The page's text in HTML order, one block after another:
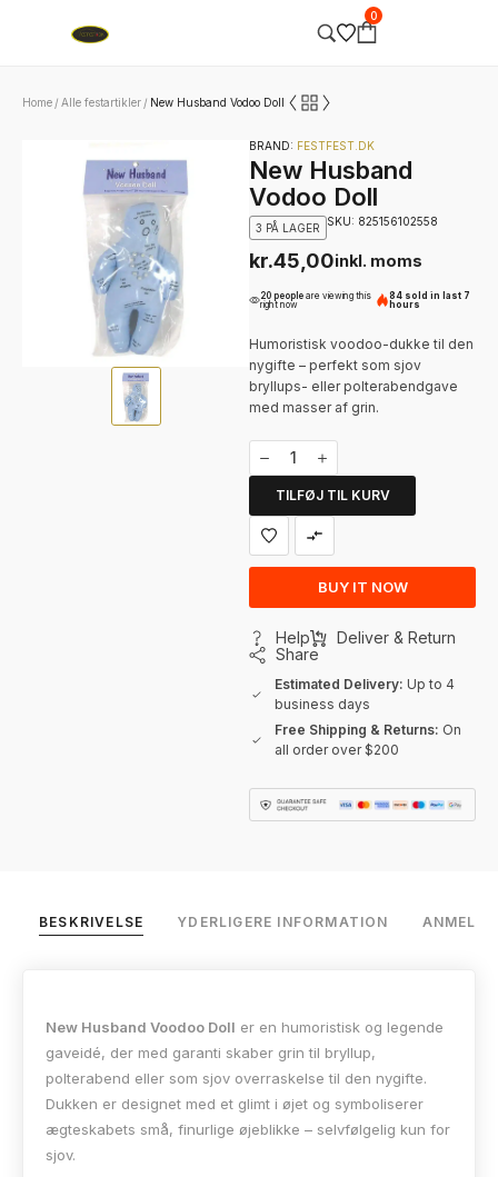
0
Home / Alle festartikler / New Husband Vodoo Doll
BRAND: FESTFEST.DK
New Husband
Vodoo Doll
3 PÅ LAGER SKU: 825156102558
kr.45,00inkl. moms
20 people are viewing this
right now
84 sold in last 7
hours
Humoristisk voodoo-dukke til den
nygifte – perfekt som sjov
bryllups- eller polterabendgave
med masser af grin.
TILFØJ TIL KURV
BUY IT NOW
Help
Deliver & Return
Share
Estimated Delivery: Up to 4
business days
Free Shipping & Returns: On
all order over $200
BESKRIVELSE YDERLIGERE INFORMATION
New Husband Voodoo Doll er en humoristisk og legende
gaveidé, der med garanti skaber grin til bryllup,
polterabend eller som sjov overraskelse til den nygifte.
Dukken er designet med et glimt i øjet og symboliserer
ægteskabets små, finurlige øjeblikke – selvfølgelig kun for
sjov.